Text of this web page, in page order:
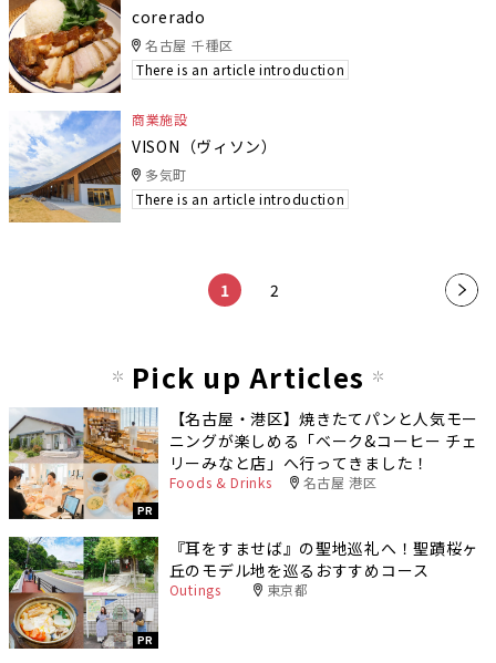
corerado
名古屋 千種区
There is an article introduction
商業施設
VISON（ヴィソン）
多気町
There is an article introduction
1 2 »
Pick up Articles
PR
【名古屋・港区】焼きたてパンと人気モー
ニングが楽しめる「ベーク&コーヒー チェ
リーみなと店」へ行ってきました！
Foods & Drinks 名古屋 港区
PR
『耳をすませば』の聖地巡礼へ！聖蹟桜ヶ
丘のモデル地を巡るおすすめコース
Outings 東京都